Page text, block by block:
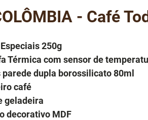
- Café
250g
Térmica com sensor de
parede dupla borossilicato 80ml
café
geladeira
decorativo MDF